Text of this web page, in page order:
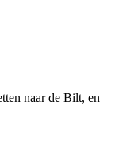
naar de Bilt, en